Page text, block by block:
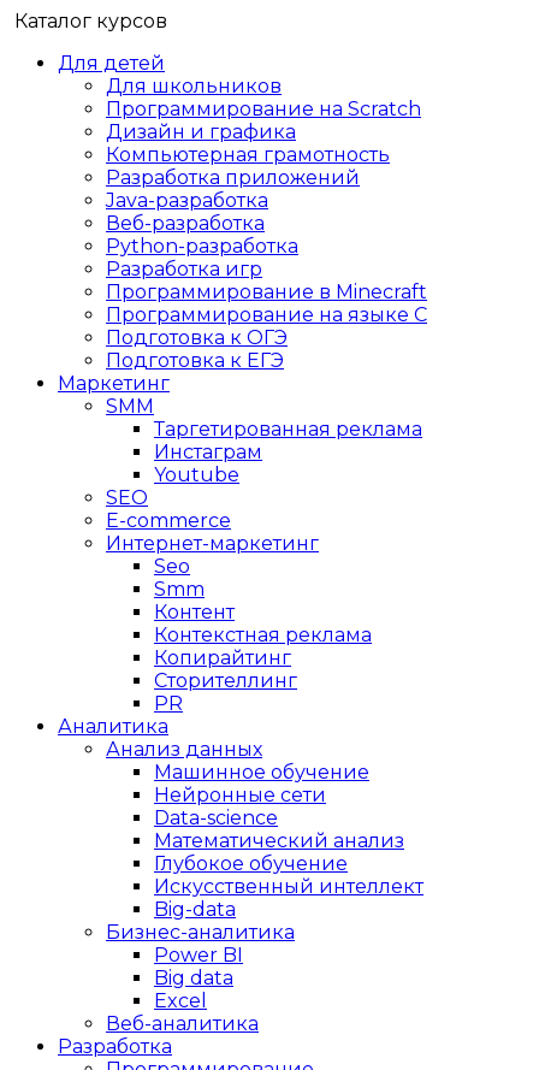
Каталог курсов
Для детей
Для школьников
Программирование на Scratch
Дизайн и графика
Компьютерная грамотность
Разработка приложений
Java-разработка
Веб-разработка
Python-разработка
Разработка игр
Программирование в Minecraft
Программирование на языке C
Подготовка к ОГЭ
Подготовка к ЕГЭ
Маркетинг
SMM
Таргетированная реклама
Инстаграм
Youtube
SEO
E-сommerce
Интернет-маркетинг
Seo
Smm
Контент
Контекстная реклама
Копирайтинг
Сторителлинг
PR
Аналитика
Анализ данных
Машинное обучение
Нейронные сети
Data-science
Математический анализ
Глубокое обучение
Искусственный интеллект
Big-data
Бизнес-аналитика
Power BI
Big data
Excel
Веб-аналитика
Разработка